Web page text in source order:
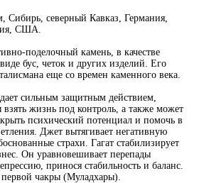
Сибирь, северный Кавказ, Германия,
США.
поделочный камень, в качестве
бус, четок и других изделий. Его
еще со времен каменного века.
сильным защитным действием,
взять жизнь под контроль, а также может
психический потенциал и помочь в
Джет вытягивает негативную
страхи. Гагат стабилизирует
Он уравновешивает перепады
принося стабильность и баланс.
чакры (Муладхары).